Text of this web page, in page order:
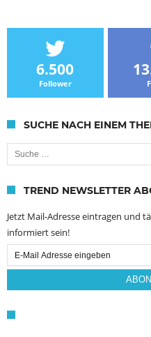
6.500
Follower
SUCHE NACH EINEM
Suche nach:
TREND NEWSLETTER
Jetzt Mail-Adresse eintragen und
informiert sein!
Email
Subscription